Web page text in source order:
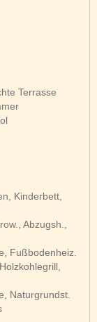
Terrasse
Kinderbett,
Abzugsh.,
Fußbodenheiz.
Naturgrundst.